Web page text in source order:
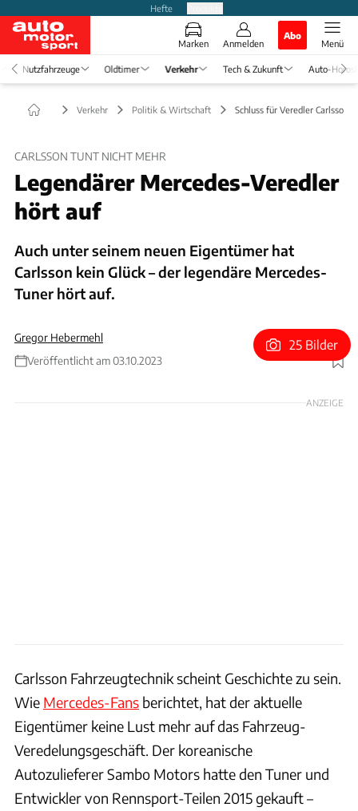
Hefte
Marken Anmelden
Abo
Menü
Nutzfahrzeuge Oldtimer Verkehr Tech & Zukunft Auto-
Verkehr Politik & Wirtschaft Schluss für Veredler Carlsson
CARLSSON TUNT NICHT MEHR
Legendärer Mercedes-Veredler
hört auf
Auch unter seinem neuen Eigentümer hat
Carlsson kein Glück – der legendäre Mercedes-
Tuner hört auf.
Gregor Hebermehl
Veröffentlicht am 03.10.2023
Foto: Carlsson
25 Bilder
ANZEIGE
Carlsson Fahrzeugtechnik scheint Geschichte zu sein.
Wie Mercedes-Fans berichtet, hat der aktuelle
Eigentümer keine Lust mehr auf das Fahrzeug-
Veredelungsgeschäft. Der koreanische
Autozulieferer Sambo Motors hatte den Tuner und
Entwickler von Rennsport-Teilen 2015 gekauft –